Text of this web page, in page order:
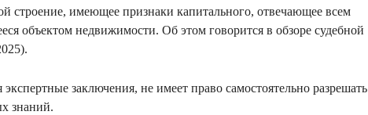
строение, имеющее признаки капитального, отвечающее всем
объектом недвижимости. Об этом говорится в обзоре судебной
заключения, не имеет право самостоятельно разрешать
знаний.